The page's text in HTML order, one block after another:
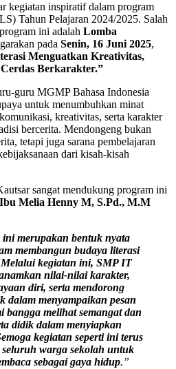
kegiatan inspiratif dalam program
Tahun Pelajaran 2024/2025. Salah
ini adalah Lomba
pada Senin, 16 Juni 2025,
Menguatkan Kreativitas,
Berkarakter.”
guru MGMP Bahasa Indonesia
untuk menumbuhkan minat
kreativitas, serta karakter
bercerita. Mendongeng bukan
tetapi juga sarana pembelajaran
dari kisah-kisah
sangat mendukung program ini
Ibu Melia Henny M, S.Pd., M.M
merupakan bentuk nyata
membangun budaya literasi
kegiatan ini, SMP IT
nilai-nilai karakter,
diri, serta mendorong
dalam menyampaikan pesan
bangga melihat semangat dan
didik dalam menyiapkan
kegiatan seperti ini terus
warga sekolah untuk
sebagai gaya hidup.”